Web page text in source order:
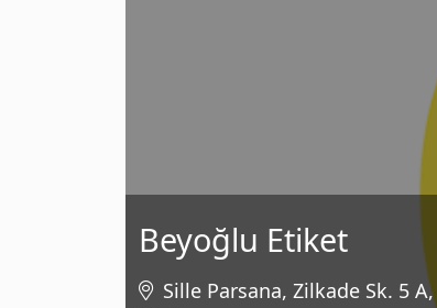
Beyoğlu Etiket
Sille Parsana, Zilkade Sk. 5